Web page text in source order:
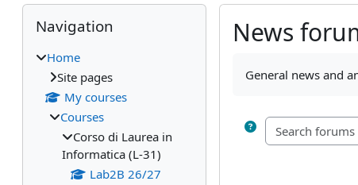
News
General news and
Blocks
Skip Navigation
Navigation
Home
Site pages
My courses
Courses
Corso di Laurea in
Informatica (L-31)
Lab2B 26/27